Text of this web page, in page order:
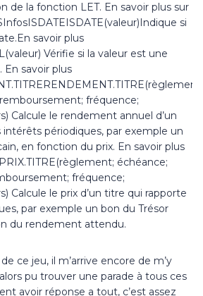
de la fonction LET. En savoir plus sur
si
savoir plus
Vérifie si la valeur est une
En savoir plus
fréquence;
Calcule le rendement annuel d’un
périodiques, par exemple un
en fonction du prix. En savoir plus
échéance;
fréquence;
Calcule le prix d’un titre qui rapporte
par exemple un bon du Trésor
du rendement attendu.
ce jeu, il m’arrive encore de m’y
pu trouver une parade à tous ces
avoir réponse a tout, c’est assez